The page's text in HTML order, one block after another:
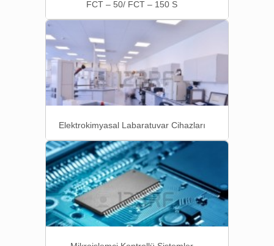
FCT – 50/ FCT – 150 S
Elektrokimyasal Labaratuvar Cihazları